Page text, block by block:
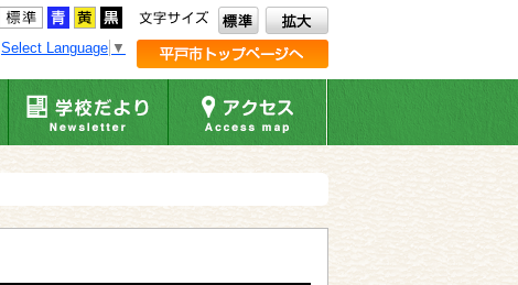
Select Language ▼